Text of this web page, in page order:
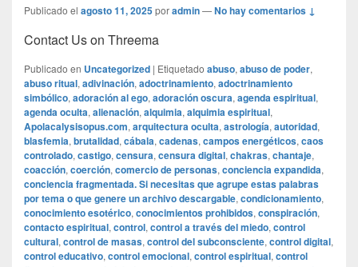
Publicado el agosto 11, 2025poradmin—No hay comentarios ↓
Contact Us on Threema
Publicado en Uncategorized | Etiquetado abuso, abuso de poder,
abuso ritual, adivinación, adoctrinamiento, adoctrinamiento
simbólico, adoración al ego, adoración oscura, agenda espiritual,
agenda oculta, alienación, alquimia, alquimia espiritual,
Apolacalysisopus.com, arquitectura oculta, astrología, autoridad,
blasfemia, brutalidad, cábala, cadenas, campos energéticos, caos
controlado, castigo, censura, censura digital, chakras, chantaje,
coacción, coerción, comercio de personas, conciencia expandida,
conciencia fragmentada. Si necesitas que agrupe estas palabras
por tema o que genere un archivo descargable, condicionamiento,
conocimiento esotérico, conocimientos prohibidos, conspiración,
contacto espiritual, control, control a través del miedo, control
cultural, control de masas, control del subconsciente, control digital,
control educativo, control emocional, control espiritual, control